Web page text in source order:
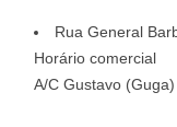
Rua General
Horário comercial
A/C Gustavo (Guga)